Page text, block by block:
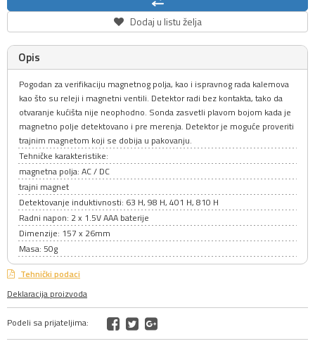
Dodaj u listu želja
Opis
Pogodan za verifikaciju magnetnog polja, kao i ispravnog rada kalemova
kao što su releji i magnetni ventili. Detektor radi bez kontakta, tako da
otvaranje kućišta nije neophodno. Sonda zasvetli plavom bojom kada je
magnetno polje detektovano i pre merenja. Detektor je moguće proveriti
trajnim magnetom koji se dobija u pakovanju.
Tehničke karakteristike:
magnetna polja: AC / DC
trajni magnet
Detektovanje induktivnosti: 63 H, 98 H, 401 H, 810 H
Radni napon: 2 x 1.5V AAA baterije
Dimenzije: 157 x 26mm
Masa: 50g
Tehnički podaci
Deklaracija proizvoda
Podeli sa prijateljima: